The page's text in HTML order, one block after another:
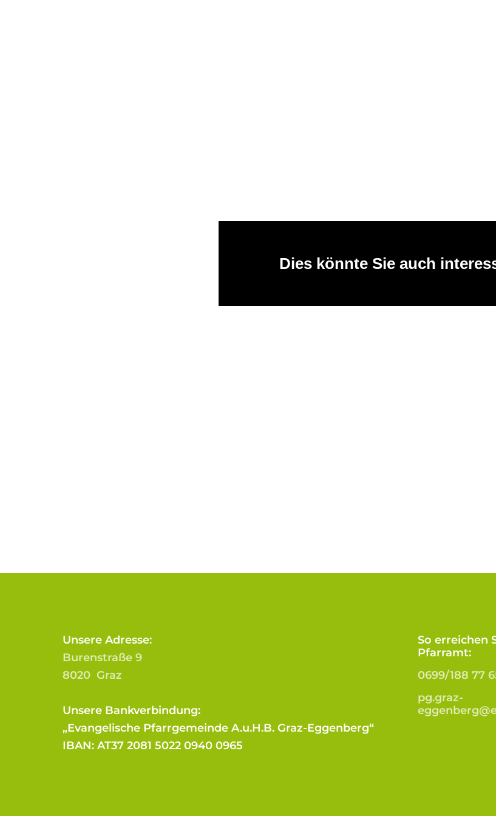
Dies könnte Sie auch
Unsere Adresse:
Burenstraße 9
8020 Graz
Unsere Bankverbindung:
„Evangelische Pfarrgemeinde A.u.H.B. Graz-Eggenberg“
IBAN: AT37 2081 5022 0940 0965
So erreichen
Pfarramt:
0699/188 77
pg.graz-